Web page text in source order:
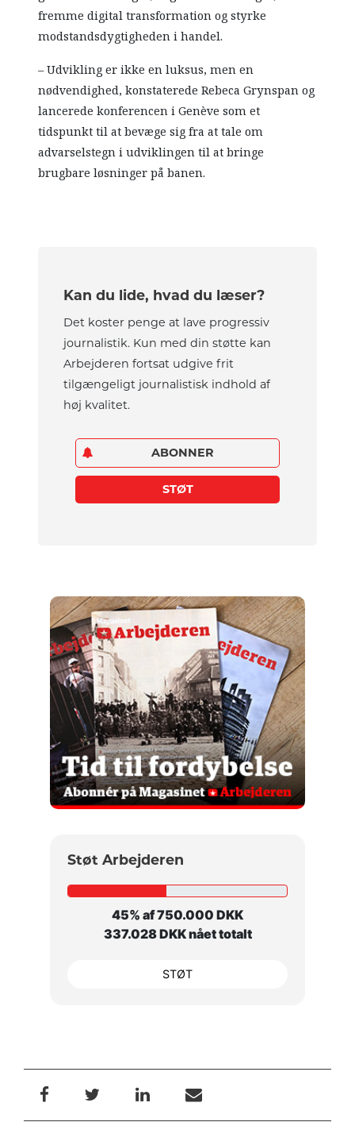
fremme digital transformation og styrke
modstandsdygtigheden i handel.
– Udvikling er ikke en luksus, men en
nødvendighed, konstaterede Rebeca Grynspan og
lancerede konferencen i Genève som et
tidspunkt til at bevæge sig fra at tale om
advarselstegn i udviklingen til at bringe
brugbare løsninger på banen.
Kan du lide, hvad du læser?
Det koster penge at lave progressiv
journalistik. Kun med din støtte kan
Arbejderen fortsat udgive frit
tilgængeligt journalistisk indhold af
høj kvalitet.
ABONNER
STØT
Støt Arbejderen
45% af 750.000 DKK
337.028 DKK nået totalt
STØT